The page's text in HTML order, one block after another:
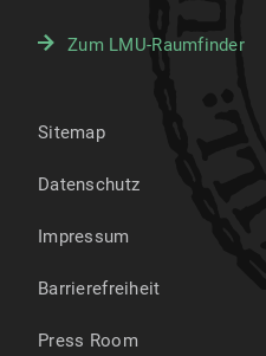
Zum LMU-Raumfinder
Sitemap
Datenschutz
Impressum
Barrierefreiheit
Press Room